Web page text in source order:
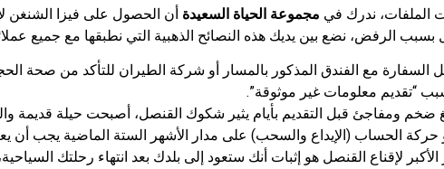
الملفات، ندرك في مجموعة الحياة السعيدة أن الحصول على فيزا الشنغن
الرفض، نضع بين يديك هذه النصائح الذهبية التي نطبقها مع جميع
السفارة مع الفندق المذكور بالمسار أو شركة الطيران للتأكد من صحة
“تقديم معلومات غير موثوقة”.
ضخم ومفاجئ قبل التقديم بأيام يثير شكوك القنصل، أصبحت حيلة قديمة
حركة الحساب (الإيداع والسحب) على مدار الأشهر الستة الماضية يجب
الأكبر لإقناع القنصل هو إثبات أنك ستعود إلى بلدك بعد انتهاء رحلتك